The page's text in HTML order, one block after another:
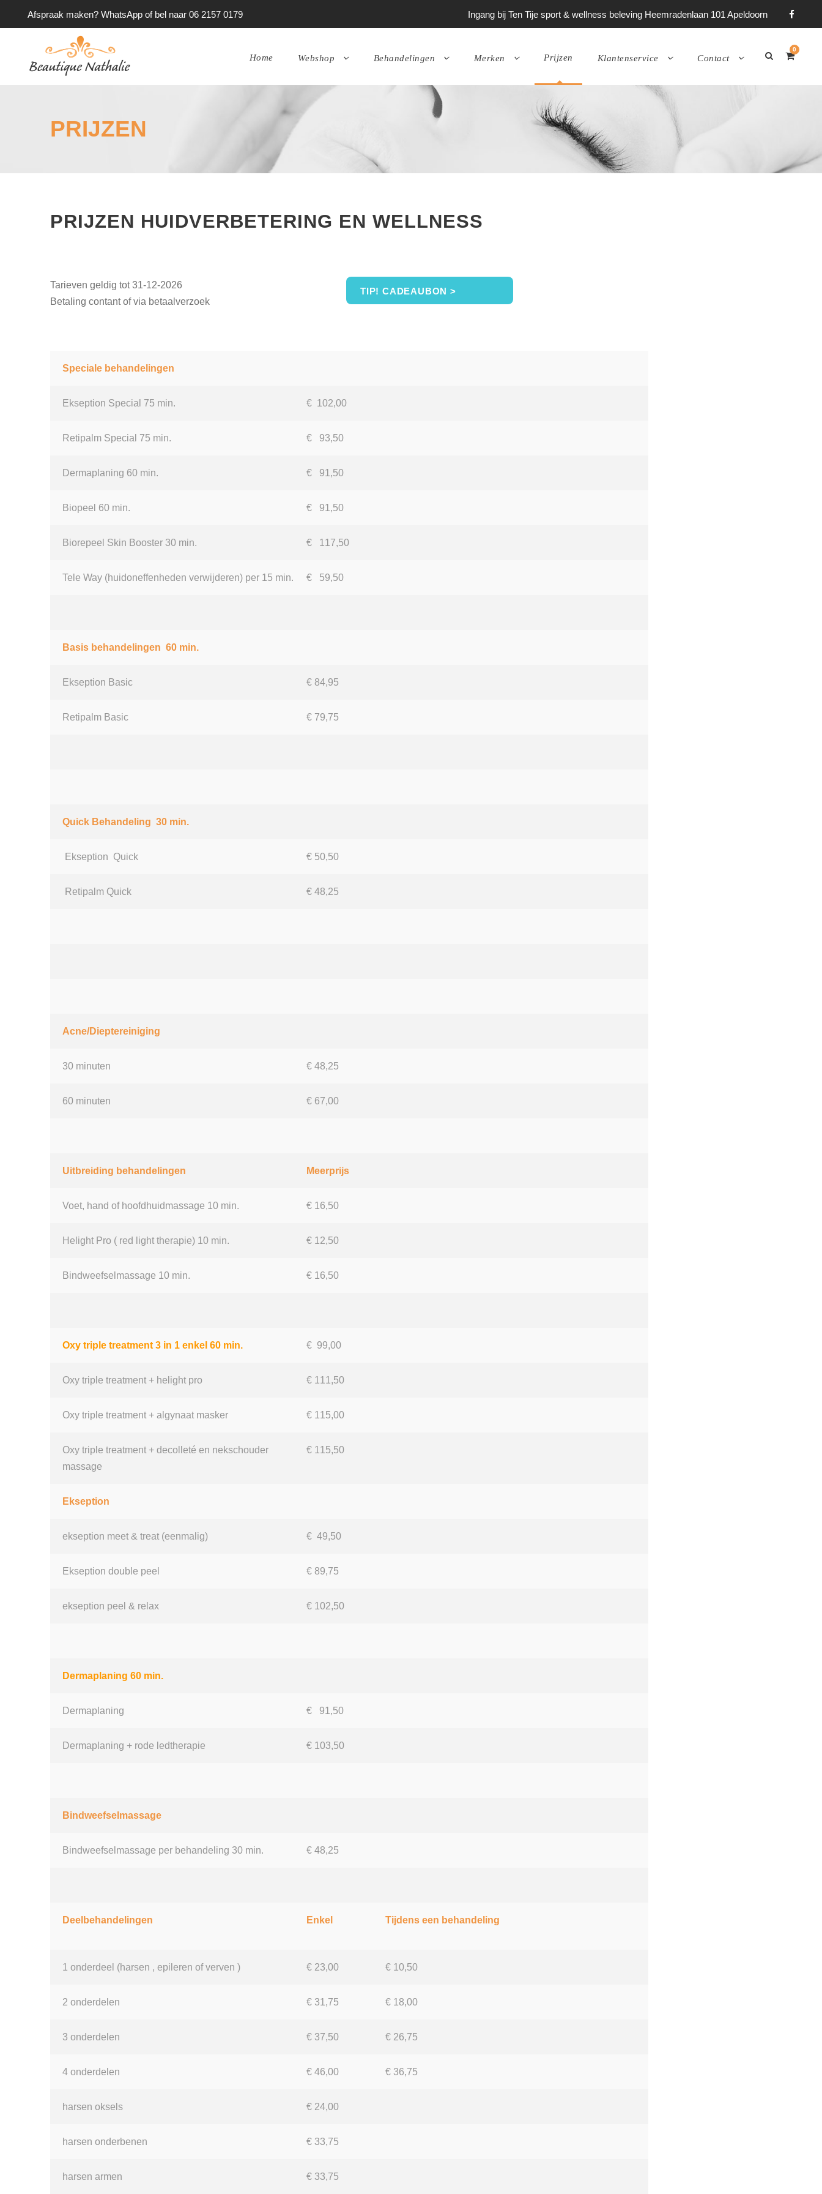
Afspraak maken? WhatsApp of bel naar 06 2157 0179 Ingang bij Ten Tije sport & wellness beleving Heemradenlaan 101 Apeldoorn
Home Webshop Behandelingen Merken Prijzen Klantenservice Contact
0
PRIJZEN
PRIJZEN HUIDVERBETERING EN WELLNESS
Tarieven geldig tot 31-12-2026
Betaling contant of via betaalverzoek
TIP! CADEAUBON >
Speciale behandelingen
Ekseption Special 75 min. € 102,00
Retipalm Special 75 min. € 93,50
Dermaplaning 60 min. € 91,50
Biopeel 60 min. € 91,50
Biorepeel Skin Booster 30 min. € 117,50
Tele Way (huidoneffenheden verwijderen) per 15 min. € 59,50
Basis behandelingen 60 min.
Ekseption Basic € 84,95
Retipalm Basic € 79,75
Quick Behandeling 30 min.
Ekseption Quick € 50,50
Retipalm Quick € 48,25
Acne/Dieptereiniging
30 minuten € 48,25
60 minuten € 67,00
Uitbreiding behandelingen Meerprijs
Voet, hand of hoofdhuidmassage 10 min. € 16,50
Helight Pro ( red light therapie) 10 min. € 12,50
Bindweefselmassage 10 min. € 16,50
Oxy triple treatment 3 in 1 enkel 60 min. € 99,00
Oxy triple treatment + helight pro € 111,50
Oxy triple treatment + algynaat masker € 115,00
Oxy triple treatment + decolleté en nekschouder
massage
€ 115,50
Ekseption
ekseption meet & treat (eenmalig) € 49,50
Ekseption double peel € 89,75
ekseption peel & relax € 102,50
Dermaplaning 60 min.
Dermaplaning € 91,50
Dermaplaning + rode ledtherapie € 103,50
Bindweefselmassage
Bindweefselmassage per behandeling 30 min. € 48,25
Deelbehandelingen Enkel Tijdens een behandeling
1 onderdeel (harsen , epileren of verven ) € 23,00 € 10,50
2 onderdelen € 31,75 € 18,00
3 onderdelen € 37,50 € 26,75
4 onderdelen € 46,00 € 36,75
harsen oksels € 24,00
harsen onderbenen € 33,75
harsen armen € 33,75